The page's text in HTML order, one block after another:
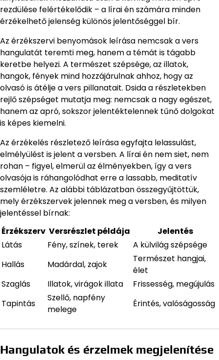
rezdülése felértékelődik – a lírai én számára minden
érzékelhető jelenség különös jelentőséggel bír.
Az érzékszervi benyomások leírása nemcsak a vers
hangulatát teremti meg, hanem a témát is tágabb
keretbe helyezi. A természet szépsége, az illatok,
hangok, fények mind hozzájárulnak ahhoz, hogy az
olvasó is átélje a vers pillanatait. Dsida a részletekben
rejlő szépséget mutatja meg: nemcsak a nagy egészet,
hanem az apró, sokszor jelentéktelennek tűnő dolgokat
is képes kiemelni.
Az érzékelés részletező leírása egyfajta lelassulást,
elmélyülést is jelent a versben. A lírai én nem siet, nem
rohan – figyel, elmerül az élményekben, így a vers
olvasója is ráhangolódhat erre a lassabb, meditatív
szemléletre. Az alábbi táblázatban összegyűjtöttük,
mely érzékszervek jelennek meg a versben, és milyen
jelentéssel bírnak:
Érzékszerv Versrészlet példája
Jelentés
Látás
Fény, színek, terek
A külvilág szépsége
Hallás
Madárdal, zajok
Természet hangjai,
élet
Szaglás
Illatok, virágok illata
Frissesség, megújulás
Tapintás
Szellő, napfény
melege
Érintés, valóságosság
Hangulatok és érzelmek megjelenítése